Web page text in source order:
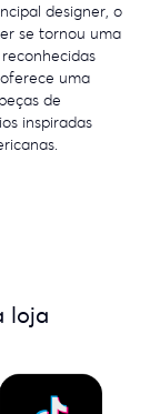
designer, o
se tornou uma
uma
de
inspiradas
loja